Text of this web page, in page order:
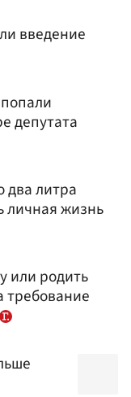
введение
депутата
два литра
личная жизнь
или родить
требование